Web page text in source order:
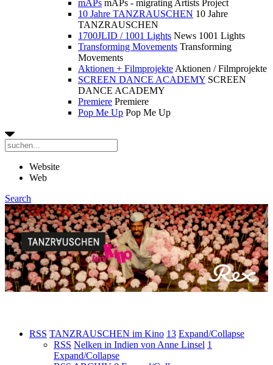
mAPs mAPs - migrating Artists Project
10 Jahre TANZRAUSCHEN 10 Jahre
TANZRAUSCHEN
1700JLID / 1001 Lights News 1001 Lights
Transforming Movements Transforming
Movements
Aktionen + Filmprojekte Aktionen / Filmprojekte
SCREEN DANCE ACADEMY SCREEN
DANCE ACADEMY
Premiere Premiere
Pop Me Up Pop Me Up
Website
Web
Search
RSS TANZRAUSCHEN im Kino 13 Expand/Collapse
RSS Nelken in Indien von Anne Linsel 1
Expand/Collapse